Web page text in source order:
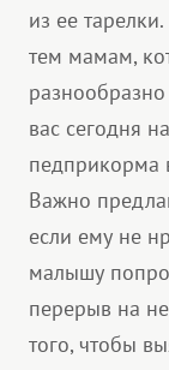
из ее
тем мамам,
вас сегодня
педприкорма
Важно
если ему не
малышу
перерыв на
того, чтобы